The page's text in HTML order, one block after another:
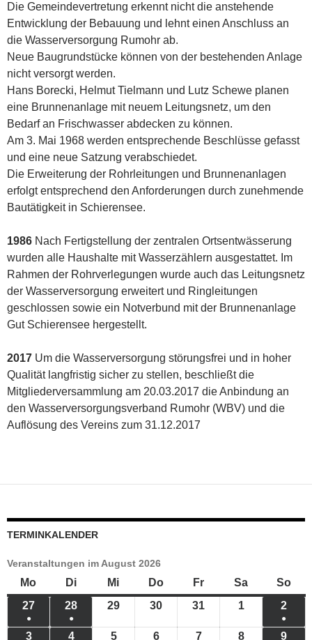
Die Gemeindevertretung erkennt nicht die anstehende
Entwicklung der Bebauung und lehnt einen Anschluss an
die Wasserversorgung Rumohr ab.
Neue Baugrundstücke können von der bestehenden Anlage
nicht versorgt werden.
Hans Borecki, Helmut Tielmann und Lutz Schewe planen
eine Brunnenanlage mit neuem Leitungsnetz, um den
Bedarf an Frischwasser abdecken zu können.
Am 3. Mai 1968 werden entsprechende Beschlüsse gefasst
und eine neue Satzung verabschiedet.
Die Erweiterung der Rohrleitungen und Brunnenanlagen
erfolgt entsprechend den Anforderungen durch zunehmende
Bautätigkeit in Schierensee.
1986 Nach Fertigstellung der zentralen Ortsentwässerung
wurden alle Haushalte mit Wasserzählern ausgestattet. Im
Rahmen der Rohrverlegungen wurde auch das Leitungsnetz
der Wasserversorgung erweitert und Ringleitungen
geschlossen sowie ein Notverbund mit der Brunnenanlage
Gut Schierensee hergestellt.
2017 Um die Wasserversorgung störungsfrei und in hoher
Qualität langfristig sicher zu stellen, beschließt die
Mitgliederversammlung am 20.03.2017 die Anbindung an
den Wasserversorgungsverband Rumohr (WBV) und die
Auflösung des Vereins zum 31.12.2017
TERMINKALENDER
Veranstaltungen im August 2026
Mo Montag
DiDienstag
Mi Mittwoch
DoDonnerstag
FrFreitagSaSamstag
So
27
JULI
●
(1
28
JULI
●
(1
29 30 31 11.
August
2
●
(1
33.
44.
55.
66.
77.
88.
9